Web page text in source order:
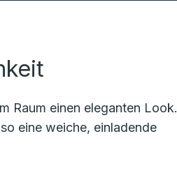
Raum einen eleganten Look.
eine weiche, einladende